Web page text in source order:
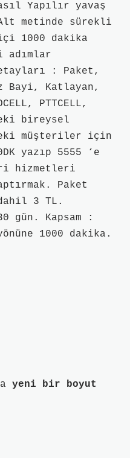
Yapılır yavaş
metinde sürekli
1000 dakika
adımlar
: Paket,
Bayi, Katlayan,
PTTCELL,
bireysel
müşteriler için
yazıp 5555 ‘e
hizmetleri
Paket
3 TL.
Kapsam :
1000 dakika.
yeni bir boyut